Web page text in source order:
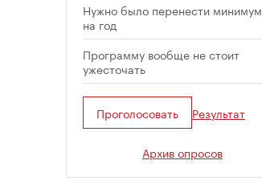
Нужно было перенести минимум
на год
Программу вообще не стоит
ужесточать
Проголосовать Результат
Архив опросов